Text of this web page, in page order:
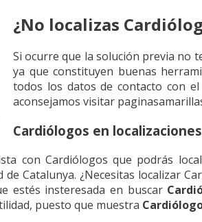
¿No localizas
Si ocurre que la solución previa no
ya que constituyen buenas
todos los datos de contacto con
aconsejamos visitar
Cardiólogos en
con Cardiólogos que podrás
Catalunya. ¿Necesitas localizar
estés insteresada en buscar
puesto que muestra